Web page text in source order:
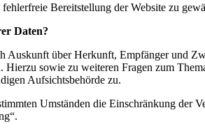
Bereitstellung der Website zu
Daten?
Auskunft über Herkunft, Empfänger und
sowie zu weiteren Fragen zum
Aufsichtsbehörde zu.
Umständen die Einschränkung der